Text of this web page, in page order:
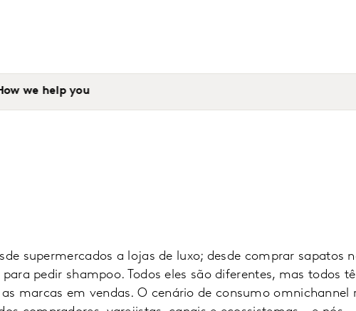
we help you
supermercados a lojas de luxo; desde comprar sapatos
pedir shampoo. Todos eles são diferentes, mas todos
marcas em vendas. O cenário de consumo omnichannel